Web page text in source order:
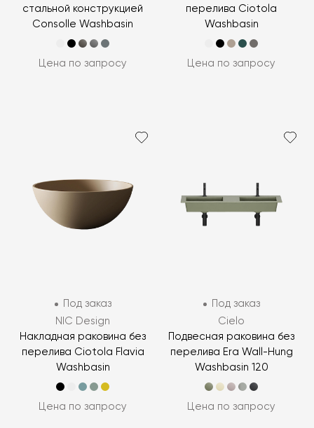
стальной конструкцией
Consolle Washbasin
Цена по запросу
перелива Ciotola
Washbasin
Цена по запросу
Под заказ
NIC Design
Накладная раковина без
перелива Ciotola Flavia
Washbasin
Цена по запросу
Под заказ
Cielo
Подвесная раковина без
перелива Era Wall-Hung
Washbasin 120
Цена по запросу